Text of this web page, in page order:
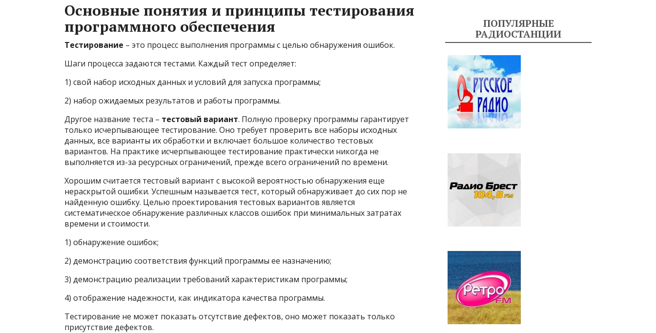
Основные понятия и принципы тестирования
программного обеспечения
Тестирование – это процесс выполнения программы с целью обнаружения ошибок.
Шаги процесса задаются тестами. Каждый тест определяет:
1) свой набор исходных данных и условий для запуска программы;
2) набор ожидаемых результатов и работы программы.
Другое название теста – тестовый вариант. Полную проверку программы гарантирует
только исчерпывающее тестирование. Оно требует проверить все наборы исходных
данных, все варианты их обработки и включает большое количество тестовых
вариантов. На практике исчерпывающее тестирование практически никогда не
выполняется из-за ресурсных ограничений, прежде всего ограничений по времени.
Хорошим считается тестовый вариант с высокой вероятностью обнаружения еще
нераскрытой ошибки. Успешным называется тест, который обнаруживает до сих пор не
найденную ошибку. Целью проектирования тестовых вариантов является
систематическое обнаружение различных классов ошибок при минимальных затратах
времени и стоимости.
1) обнаружение ошибок;
2) демонстрацию соответствия функций программы ее назначению;
3) демонстрацию реализации требований характеристикам программы;
4) отображение надежности, как индикатора качества программы.
Тестирование не может показать отсутствие дефектов, оно может показать только
присутствие дефектов.
ПОПУЛЯРНЫЕ
РАДИОСТАНЦИИ